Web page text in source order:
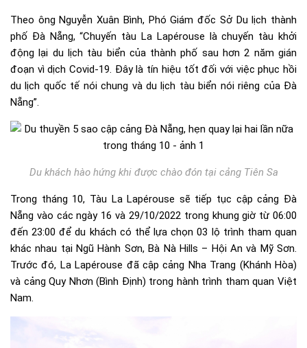
Theo ông Nguyễn Xuân Bình, Phó Giám đốc Sở Du lịch thành
phố Đà Nẵng, “Chuyến tàu La Lapérouse là chuyến tàu khởi
động lại du lịch tàu biển của thành phố sau hơn 2 năm gián
đoạn vì dịch Covid-19. Đây là tín hiệu tốt đối với việc phục hồi
du lịch quốc tế nói chung và du lịch tàu biển nói riêng của Đà
Nẵng”.
Du khách hào hứng khi được chào đón tại cảng Tiên Sa
Trong tháng 10, Tàu La Lapérouse sẽ tiếp tục cập cảng Đà
Nẵng vào các ngày 16 và 29/10/2022 trong khung giờ từ 06:00
đến 23:00 để du khách có thể lựa chọn 03 lộ trình tham quan
khác nhau tại Ngũ Hành Sơn, Bà Nà Hills – Hội An và Mỹ Sơn.
Trước đó, La Lapérouse đã cập cảng Nha Trang (Khánh Hòa)
và cảng Quy Nhơn (Bình Định) trong hành trình tham quan Việt
Nam.